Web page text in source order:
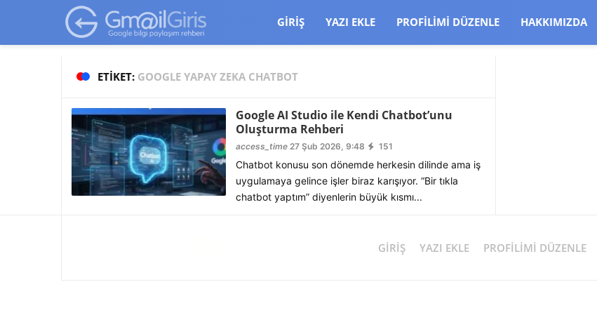
google-site-verification=vqSI0upH550kabR5X8xpjMYieaXmuBueYgCJBW3uetM
GIRIŞ YAZI EKLE PROFILIMI DÜZENLE HAKKIMIZDA
ETIKET: GOOGLE YAPAY ZEKA CHATBOT
Google AI Studio ile Kendi Chatbot’unu
Oluşturma Rehberi
access_time 27 Şub 2026, 9:48 151
Chatbot konusu son dönemde herkesin dilinde ama iş
uygulamaya gelince işler biraz karışıyor. “Bir tıkla
chatbot yaptım” diyenlerin büyük kısmı...
GIRIŞ YAZI EKLE PROFILIMI DÜZENLE